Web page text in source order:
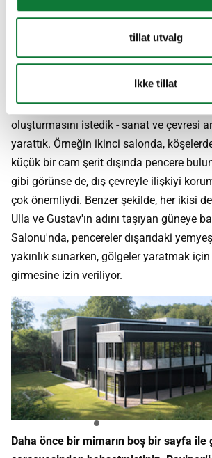
tillat utvalg
Ikke tillat
sergileri için mükemmel.
Diğer eserleri sergilemek için orada
yaratmak nasıl bir şeydi?
Odalar sanat için var ama aynı zamanda
güzel olmasını ve kendi başlarına bir
oluşturmasını istedik - sanat ve çevresi
yarattık. Örneğin ikinci salonda,
küçük bir cam şerit dışında pencere
gibi görünse de, dış çevreyle ilişkiyi
çok önemliydi. Benzer şekilde, her ikisi
Ulla ve Gustav'ın adını taşıyan güneye
Salonu'nda, pencereler dışarıdaki
yakınlık sunarken, gölgeler yaratmak
girmesine izin veriliyor.
Daha önce bir mimarın boş bir sayfa ile